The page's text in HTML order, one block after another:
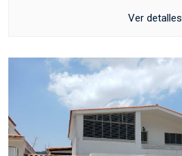
Ver detalles